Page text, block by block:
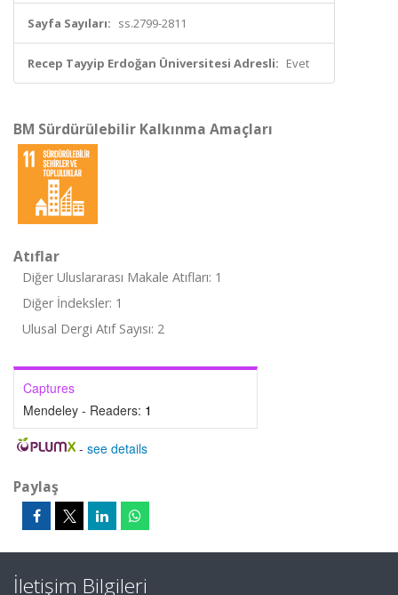
Sayfa Sayıları: ss.2799-2811
Recep Tayyip Erdoğan Üniversitesi Adresli: Evet
BM Sürdürülebilir Kalkınma Amaçları
Atıflar
Diğer Uluslararası Makale Atıfları: 1
Diğer İndeksler: 1
Ulusal Dergi Atıf Sayısı: 2
Captures
Mendeley - Readers: 1
- see details
Paylaş
İletişim Bilgileri